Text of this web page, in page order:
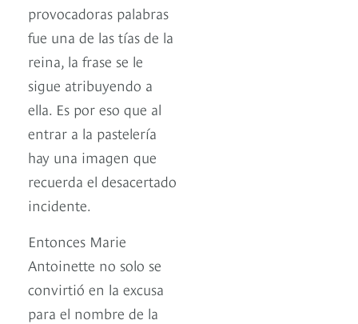
provocadoras palabras
fue una de las tías de la
reina, la frase se le
sigue atribuyendo a
ella. Es por eso que al
entrar a la pastelería
hay una imagen que
recuerda el desacertado
incidente.
Entonces Marie
Antoinette no solo se
convirtió en la excusa
para el nombre de la